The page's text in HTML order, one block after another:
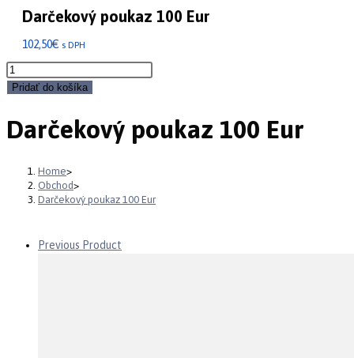
panel.
Darčekový poukaz 100 Eur
102,50€ s DPH
množstvo
Darčekový
100
Eur
Pridať do košíka
Darčekový poukaz 100 Eur
Home>
Obchod>
Darčekový poukaz 100 Eur
Previous Product